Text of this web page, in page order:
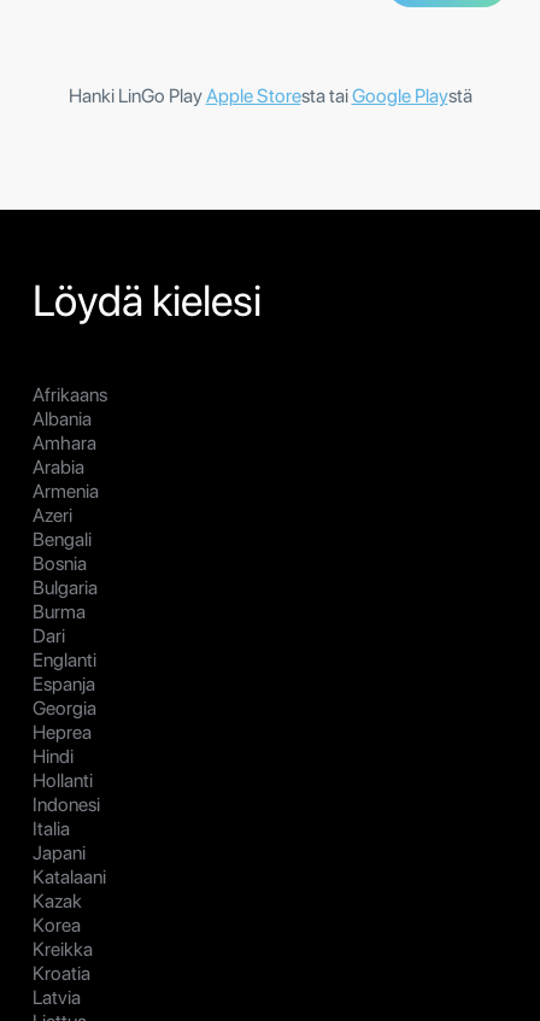
Hanki LinGo PlayApple Storesta taiGoogle Playstä
Löydä kielesi
Afrikaans
Albania
Amhara
Arabia
Armenia
Azeri
Bengali
Bosnia
Bulgaria
Burma
Dari
Englanti
Espanja
Georgia
Heprea
Hindi
Hollanti
Indonesi
Italia
Japani
Katalaani
Kazak
Korea
Kreikka
Kroatia
Latvia